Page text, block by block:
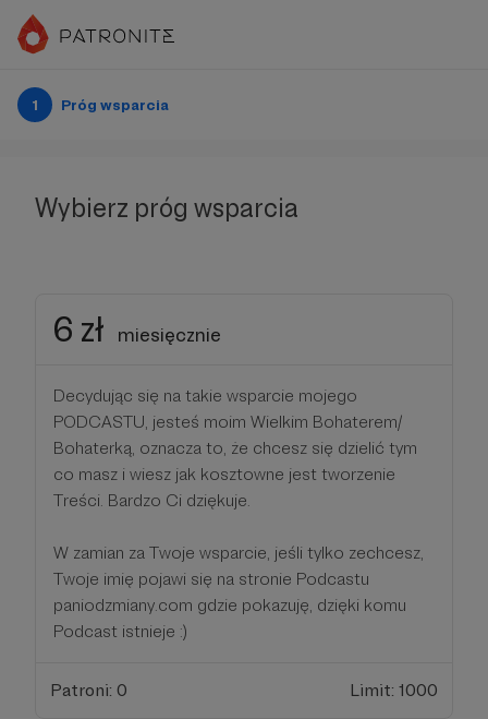
1 Próg wsparcia
Wybierz próg wsparcia
6 zł miesięcznie
Decydując się na takie wsparcie mojego
PODCASTU, jesteś moim Wielkim Bohaterem/
Bohaterką, oznacza to, że chcesz się dzielić tym
co masz i wiesz jak kosztowne jest tworzenie
Treści. Bardzo Ci dziękuje.
W zamian za Twoje wsparcie, jeśli tylko zechcesz,
Twoje imię pojawi się na stronie Podcastu
paniodzmiany.com gdzie pokazuję, dzięki komu
Podcast istnieje :)
Patroni: 0 Limit: 1000